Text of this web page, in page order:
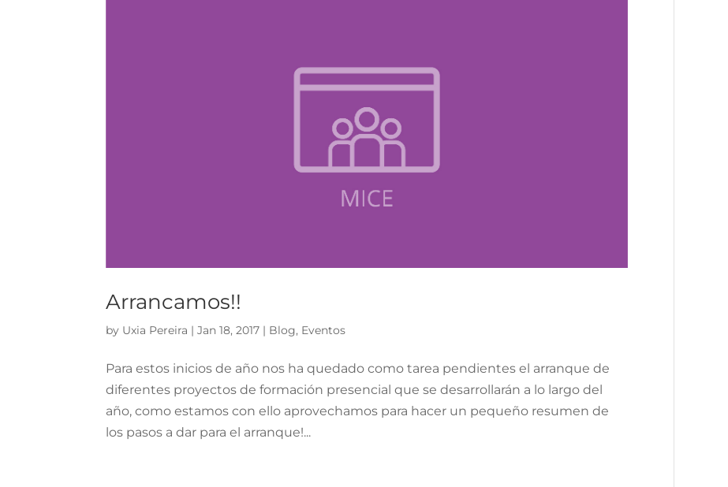
Arrancamos!!
by Uxia Pereira |Jan 18, 2017 | Blog, Eventos
Para estos inicios de año nos ha quedado como tarea pendientes el arranque de
diferentes proyectos de formación presencial que se desarrollarán a lo largo del
año, como estamos con ello aprovechamos para hacer un pequeño resumen de
los pasos a dar para el arranque!...